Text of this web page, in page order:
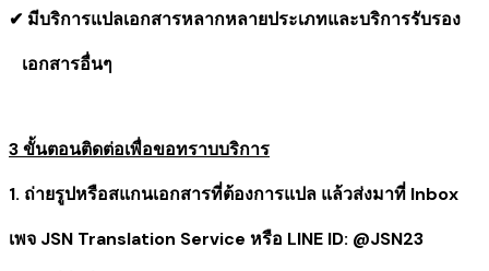
✔ มีบริการแปลเอกสารหลากหลายประเภทและบริการรับรอง
​ เอกสารอื่นๆ
3 ขั้นตอนติดต่อเพื่อขอทราบบริการ
1. ถ่ายรูปหรือสแกนเอกสารที่ต้องการแปล แล้วส่งมาที่ Inbox
เพจ JSN Translation Service หรือ LINE ID: @JSN23